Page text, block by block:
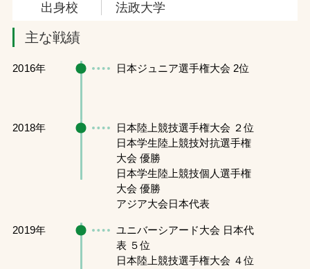
出身校 法政大学
主な戦績
2016年 日本ジュニア選手権大会 2位
2018年
日本陸上競技選手権大会 ２位
日本学生陸上競技対抗選手権
大会 優勝
日本学生陸上競技個人選手権
大会 優勝
アジア大会日本代表
2019年
ユニバーシアード大会 日本代
表 ５位
日本陸上競技選手権大会 ４位